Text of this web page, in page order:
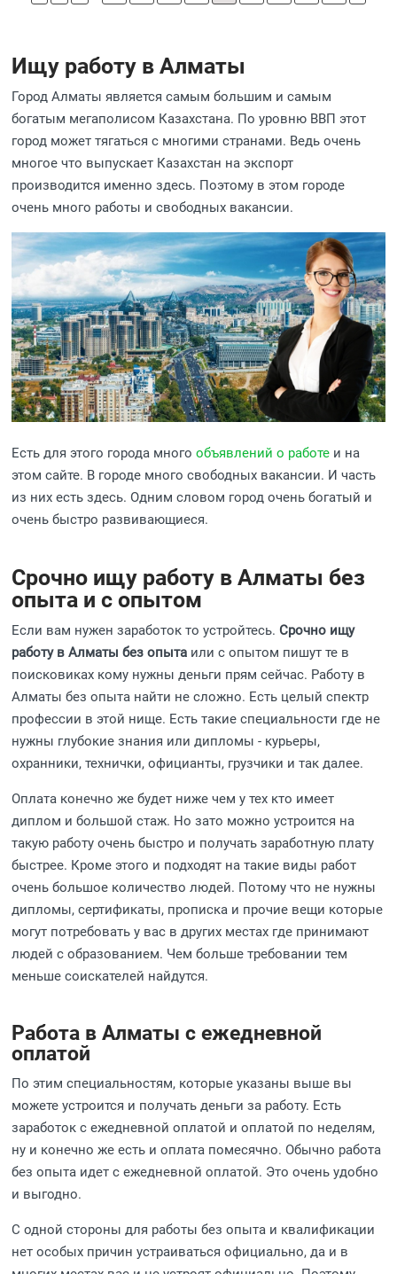
Ищу работу в Алматы
Город Алматы является самым большим и самым
богатым мегаполисом Казахстана. По уровню ВВП этот
город может тягаться с многими странами. Ведь очень
многое что выпускает Казахстан на экспорт
производится именно здесь. Поэтому в этом городе
очень много работы и свободных вакансии.
Есть для этого города многообъявлений о работе и на
этом сайте. В городе много свободных вакансии. И часть
из них есть здесь. Одним словом город очень богатый и
очень быстро развивающиеся.
Срочно ищу работу в Алматы без
опыта и с опытом
Если вам нужен заработок то устройтесь.Срочно ищу
работу в Алматы без опыта или с опытом пишут те в
поисковиках кому нужны деньги прям сейчас. Работу в
Алматы без опыта найти не сложно. Есть целый спектр
профессии в этой нище. Есть такие специальности где не
нужны глубокие знания или дипломы - курьеры,
охранники, технички, официанты, грузчики и так далее.
Оплата конечно же будет ниже чем у тех кто имеет
диплом и большой стаж. Но зато можно устроится на
такую работу очень быстро и получать заработную плату
быстрее. Кроме этого и подходят на такие виды работ
очень большое количество людей. Потому что не нужны
дипломы, сертификаты, прописка и прочие вещи которые
могут потребовать у вас в других местах где принимают
людей с образованием. Чем больше требовании тем
меньше соискателей найдутся.
Работа в Алматы с ежедневной
оплатой
По этим специальностям, которые указаны выше вы
можете устроится и получать деньги за работу. Есть
заработок с ежедневной оплатой и оплатой по неделям,
ну и конечно же есть и оплата помесячно. Обычно работа
без опыта идет с ежедневной оплатой. Это очень удобно
и выгодно.
С одной стороны для работы без опыта и квалификации
нет особых причин устраиваться официально, да и в